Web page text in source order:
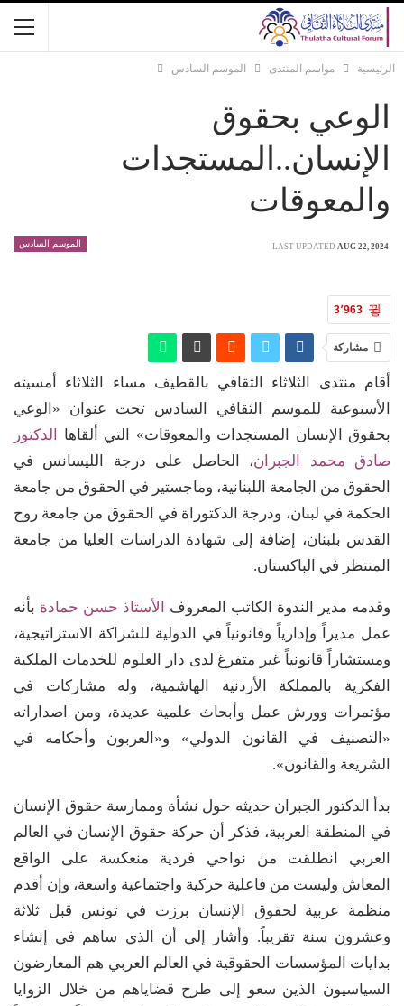
الرئيسية مواسم المنتدى الموسم السادس
الوعي بحقوق
الإنسان..المستجدات
والمعوقات
الموسم السادس LAST UPDATED AUG 22, 2024
3٬963
مشاركة
أقام منتدى الثلاثاء الثقافي بالقطيف مساء الثلاثاء أمسيته
الأسبوعية للموسم الثقافي السادس تحت عنوان «الوعي
بحقوق الإنسان المستجدات والمعوقات» التي ألقاها
الدكتور
صادق محمد الجبران، الحاصل على درجة الليسانس في
الحقوق من الجامعة اللبنانية، وماجستير في الحقوق من جامعة
الحكمة في لبنان، ودرجة الدكتوراة في الحقوق من جامعة روح
القدس بلبنان، إضافة إلى شهادة الدراسات العليا من جامعة
المنتظر في الباكستان.
وقدمه مدير الندوة الكاتب المعروف الأستاذ حسن حمادة بأنه
عمل مديراً وإدارياً وقانونياً في الدولية للشراكة الاستراتيجية،
ومستشاراً قانونياً غير متفرغ لدى دار العلوم للخدمات الملكية
الفكرية بالمملكة الأردنية الهاشمية، وله مشاركات في
مؤتمرات وورش عمل وأبحاث علمية عديدة، ومن اصداراته
«التصنيف في القانون الدولي» و«العربون وأحكامه في
الشريعة والقانون».
بدأ الدكتور الجبران حديثه حول نشأة وممارسة حقوق الإنسان
في المنطقة العربية، فذكر أن حركة حقوق الإنسان في العالم
العربي انطلقت من نواحي فردية منعكسة على الواقع
المعاش وليست من فاعلية حركية واجتماعية واسعة، وإن أقدم
منظمة عربية لحقوق الإنسان برزت في تونس قبل ثلاثة
وعشرون سنة تقريباً. وأشار إلى أن الذي ساهم في إنشاء
بدايات المؤسسات الحقوقية في العالم العربي هم المعارضون
السياسيون الذين سعو إلى طرح قضاياهم من خلال الزوايا